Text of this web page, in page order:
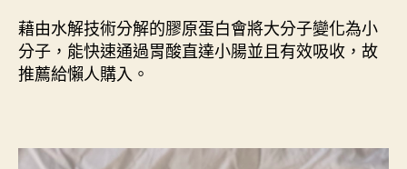
藉由水解技術分解的膠原蛋白會將大分子變化為小
分子，能快速通過胃酸直達小腸並且有效吸收，故
推薦給懶人購入。